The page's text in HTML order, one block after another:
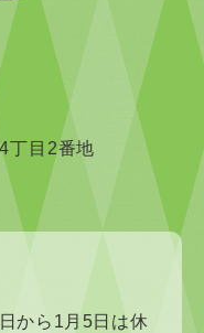
丁目2番地
から1月5日は休